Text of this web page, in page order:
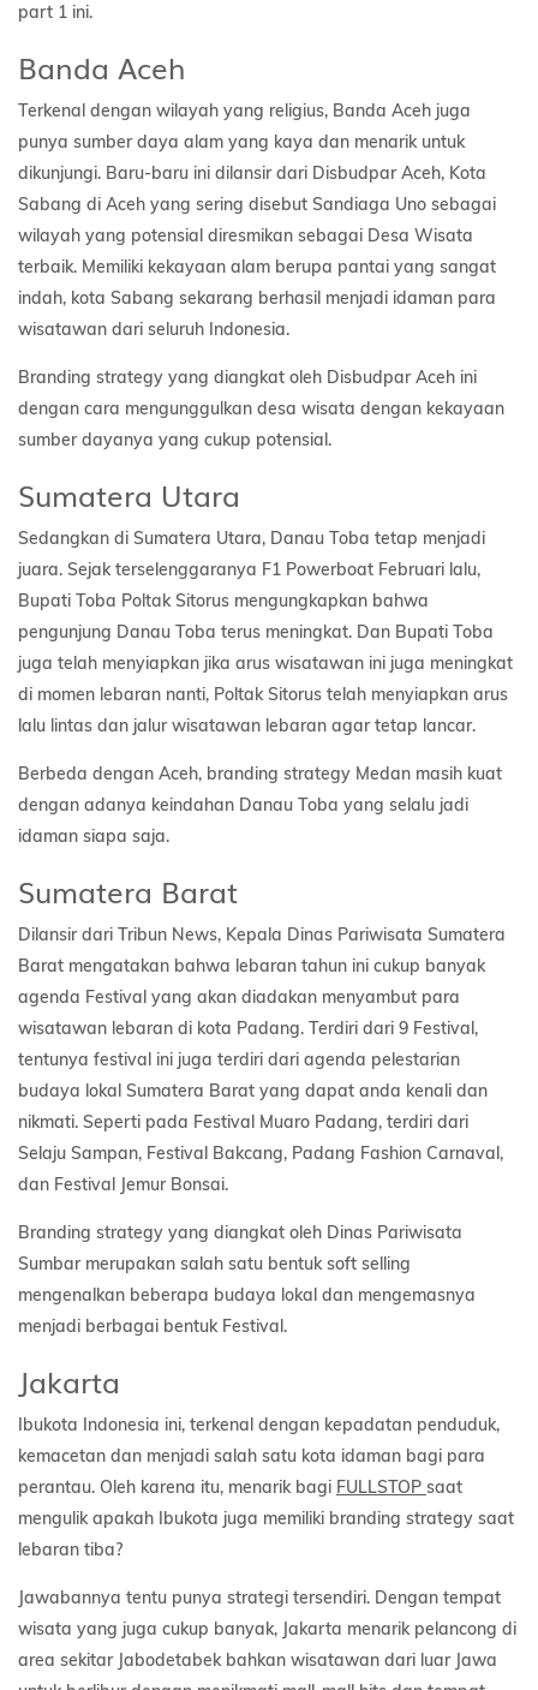
part 1 ini.
Banda Aceh
Terkenal dengan wilayah yang religius, Banda Aceh juga
punya sumber daya alam yang kaya dan menarik untuk
dikunjungi. Baru-baru ini dilansir dari Disbudpar Aceh, Kota
Sabang di Aceh yang sering disebut Sandiaga Uno sebagai
wilayah yang potensial diresmikan sebagai Desa Wisata
terbaik. Memiliki kekayaan alam berupa pantai yang sangat
indah, kota Sabang sekarang berhasil menjadi idaman para
wisatawan dari seluruh Indonesia.
Branding strategy yang diangkat oleh Disbudpar Aceh ini
dengan cara mengunggulkan desa wisata dengan kekayaan
sumber dayanya yang cukup potensial.
Sumatera Utara
Sedangkan di Sumatera Utara, Danau Toba tetap menjadi
juara. Sejak terselenggaranya F1 Powerboat Februari lalu,
Bupati Toba Poltak Sitorus mengungkapkan bahwa
pengunjung Danau Toba terus meningkat. Dan Bupati Toba
juga telah menyiapkan jika arus wisatawan ini juga meningkat
di momen lebaran nanti, Poltak Sitorus telah menyiapkan arus
lalu lintas dan jalur wisatawan lebaran agar tetap lancar.
Berbeda dengan Aceh, branding strategy Medan masih kuat
dengan adanya keindahan Danau Toba yang selalu jadi
idaman siapa saja.
Sumatera Barat
Dilansir dari Tribun News, Kepala Dinas Pariwisata Sumatera
Barat mengatakan bahwa lebaran tahun ini cukup banyak
agenda Festival yang akan diadakan menyambut para
wisatawan lebaran di kota Padang. Terdiri dari 9 Festival,
tentunya festival ini juga terdiri dari agenda pelestarian
budaya lokal Sumatera Barat yang dapat anda kenali dan
nikmati. Seperti pada Festival Muaro Padang, terdiri dari
Selaju Sampan, Festival Bakcang, Padang Fashion Carnaval,
dan Festival Jemur Bonsai.
Branding strategy yang diangkat oleh Dinas Pariwisata
Sumbar merupakan salah satu bentuk soft selling
mengenalkan beberapa budaya lokal dan mengemasnya
menjadi berbagai bentuk Festival.
Jakarta
Ibukota Indonesia ini, terkenal dengan kepadatan penduduk,
kemacetan dan menjadi salah satu kota idaman bagi para
perantau. Oleh karena itu, menarik bagi FULLSTOP saat
mengulik apakah Ibukota juga memiliki branding strategy saat
lebaran tiba?
Jawabannya tentu punya strategi tersendiri. Dengan tempat
wisata yang juga cukup banyak, Jakarta menarik pelancong di
area sekitar Jabodetabek bahkan wisatawan dari luar Jawa